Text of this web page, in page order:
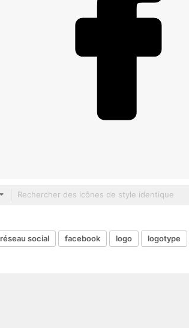
réseau social facebook logo logotype